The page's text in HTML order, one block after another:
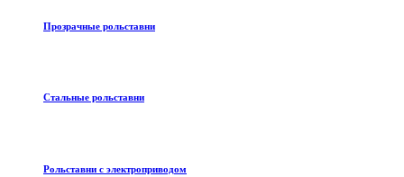
Прозрачные рольставни
Стальные рольставни
Рольставни с электроприводом